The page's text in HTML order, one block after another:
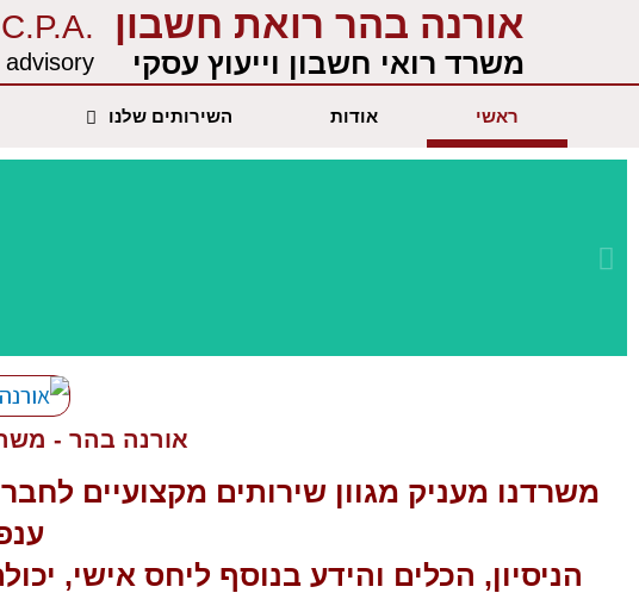
אורנה בהר רואת חשבון
משרד רואי חשבון וייעוץ עסקי
.Orna Behar - C.P.A
ראשי אודות השירותים שלנו
אורנה בהר -
משרדנו מעניק מגווןשירותים מקצועיים
הניסיון, הכלים והידע בנוסף ליחס אישי,